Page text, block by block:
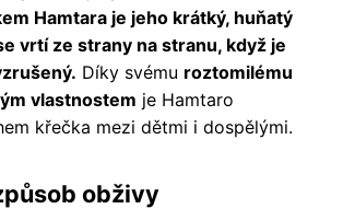
Hamtara je jeho krátký, huňatý
vrtí ze strany na stranu, když je
Díky svému roztomilému
vlastnostem je Hamtaro
křečka mezi dětmi i dospělými.
obživy